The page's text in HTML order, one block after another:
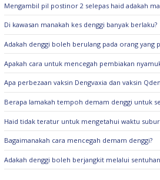
Mengambil pil postinor 2 selepas haid adakah
Di kawasan manakah kes denggi banyak berlaku?
Adakah denggi boleh berulang pada orang yang
Apakah cara untuk mencegah pembiakan
Apa perbezaan vaksin Dengvaxia dan vaksin
Berapa lamakah tempoh demam denggi untuk
Haid tidak teratur untuk mengetahui waktu subur
Bagaimanakah cara mencegah demam denggi?
Adakah denggi boleh berjangkit melalui